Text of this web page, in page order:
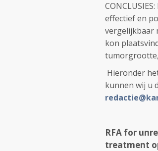
CONCLUSIES:
effectiefen
vergelijkbaar
kon
tumor
Hieronder
kunnen wij u
RFA for
treatment